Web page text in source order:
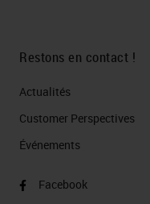
Restons en contact !
Actualités
Customer Perspectives​
Événements
Facebook